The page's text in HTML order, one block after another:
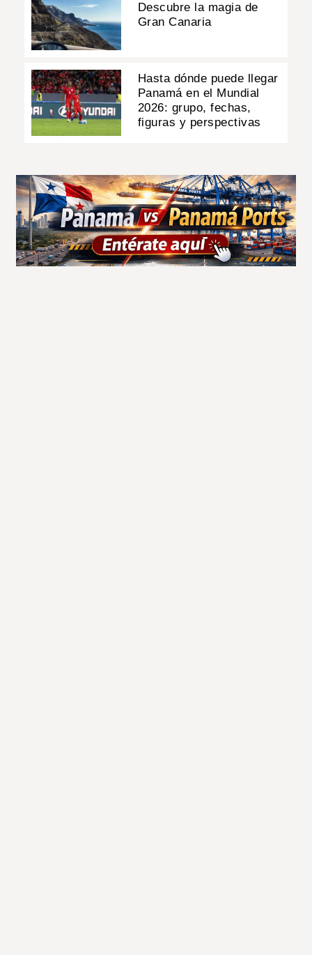
Descubre la magia de
Gran Canaria
Hasta dónde puede llegar
Panamá en el Mundial
2026: grupo, fechas,
figuras y perspectivas